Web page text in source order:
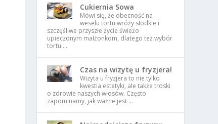
Cukiernia Sowa
Mówi się, że obecność na
weselu tortu wróży słodkie i
szczęśliwe przyszłe życie świeżo
upieczonym małżonkom, dlatego też wybór
tortu …
Czas na wizytę u fryzjera!
Wizyta u fryzjera to nie tylko
kwestia estetyki, ale także troski
o zdrowie naszych włosów. Często
zapominamy, jak ważne jest …